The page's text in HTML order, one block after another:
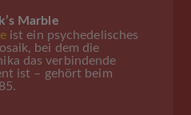
Marble
ist ein psychedelisches
bei dem die
das verbindende
ist – gehört beim